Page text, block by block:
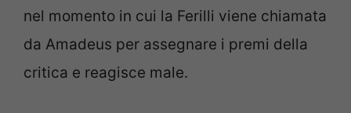
nel momento in cui la Ferilli viene chiamata
da Amadeus per assegnare i premi della
critica e reagisce male.